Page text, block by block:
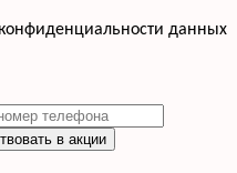
данных
в акции